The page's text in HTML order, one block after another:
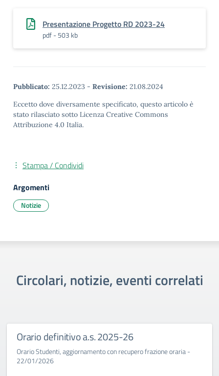
Presentazione Progetto RD 2023-24
pdf - 503 kb
Pubblicato: 25.12.2023 - Revisione: 21.08.2024
Eccetto dove diversamente specificato, questo articolo è
stato rilasciato sotto Licenza Creative Commons
Attribuzione 4.0 Italia.
Stampa / Condividi
Argomenti
Notizie
Circolari, notizie, eventi correlati
Orario definitivo a.s. 2025-26
Orario Studenti, aggiornamento con recupero frazione oraria -
22/01/2026